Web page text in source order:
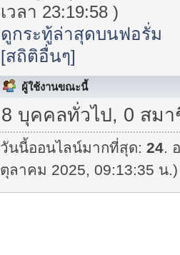
เวลา 23:19:58 )
ดูกระทู้ล่าสุดบนฟอรั่ม
[สถิติอื่นๆ]
ผู้ใช้งานขณะนี้
8 บุคคลทั่วไป, 0 สม
วันนี้ออนไลน์มากที่สุด:24.
ตุลาคม 2025, 09:13:35 น.)